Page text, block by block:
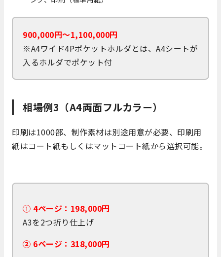
900,000円～1,100,000円
※A4ワイド4Pポケットホルダとは、A4シートが
入るホルダでポケット付
相場例3（A4両面フルカラー）
印刷は1000部、制作素材は別途用意が必要、印刷用
紙はコート紙もしくはマットコート紙から選択可能。
① 4ページ：198,000円
A3を2つ折り仕上げ
② 6ページ：318,000円